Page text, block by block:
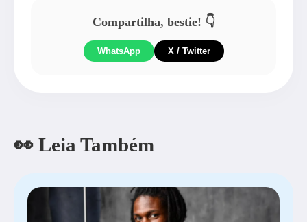
Compartilha, bestie! 👇
WhatsApp X / Twitter
👀 Leia Também